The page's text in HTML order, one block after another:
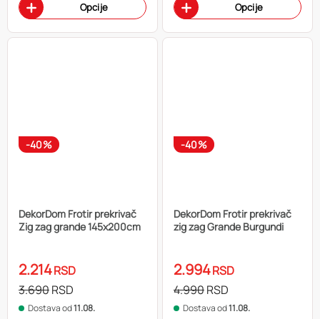
Opcije Opcije
-40%
DekorDom Frotir prekrivač
Zig zag grande 145x200cm
2.214RSD
3.690RSD
Dostava od11.08.
-40%
DekorDom Frotir prekrivač
zig zag Grande Burgundi
2.994RSD
4.990RSD
Dostava od11.08.